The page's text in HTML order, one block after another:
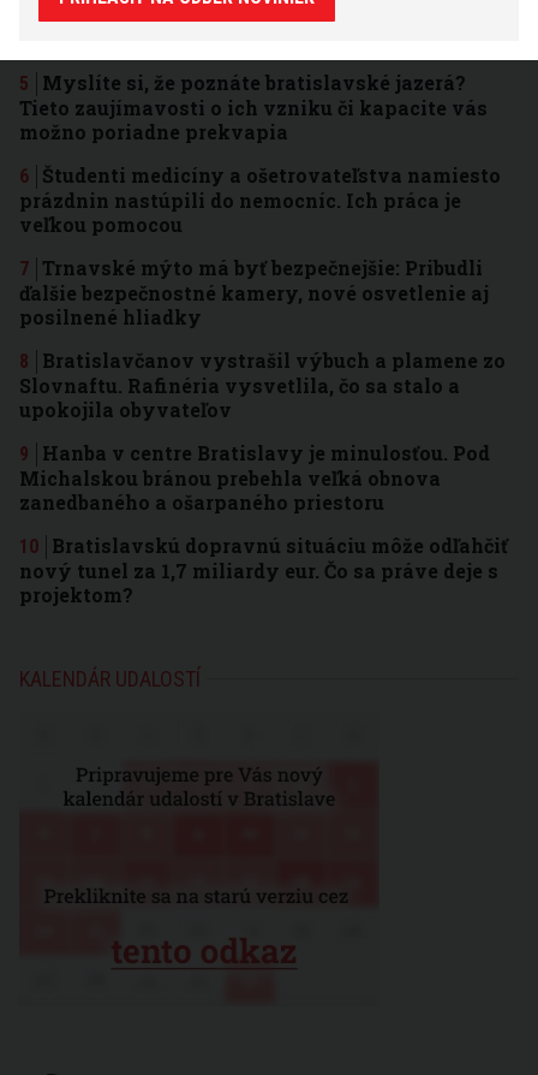
Kaliho v Bratislave vykradli, kým on bol s
Myslíte si, že poznáte bratislavské jazerá?
Tieto zaujímavosti o ich vzniku či kapacite vás
možno poriadne prekvapia
Študenti medicíny a ošetrovateľstva namiesto
prázdnin nastúpili do nemocníc. Ich práca je
veľkou pomocou
Trnavské mýto má byť bezpečnejšie: Pribudli
ďalšie bezpečnostné kamery, nové osvetlenie aj
posilnené hliadky
Bratislavčanov vystrašil výbuch a plamene zo
Slovnaftu. Rafinéria vysvetlila, čo sa stalo a
upokojila obyvateľov
Hanba v centre Bratislavy je minulosťou. Pod
Michalskou bránou prebehla veľká obnova
zanedbaného a ošarpaného priestoru
Bratislavskú dopravnú situáciu môže odľahčiť
nový tunel za 1,7 miliardy eur. Čo sa práve deje s
projektom?
KALENDÁR UDALOSTÍ